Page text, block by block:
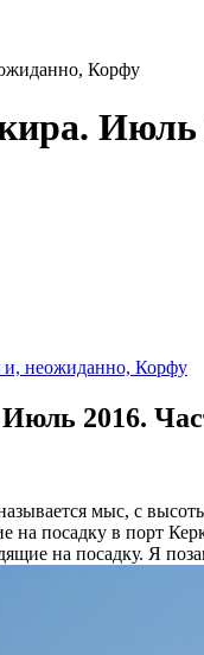
Корфу
Июль
неожиданно, Корфу
2016.
мыс, с
на посадку в порт
на посадку. Я